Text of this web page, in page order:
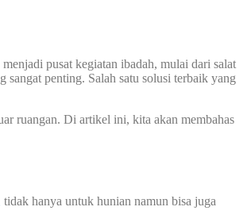
pusat kegiatan ibadah, mulai dari salat
sangat penting. Salah satu solusi terbaik yang
ruangan. Di artikel ini, kita akan membahas
tidak hanya untuk hunian namun bisa juga